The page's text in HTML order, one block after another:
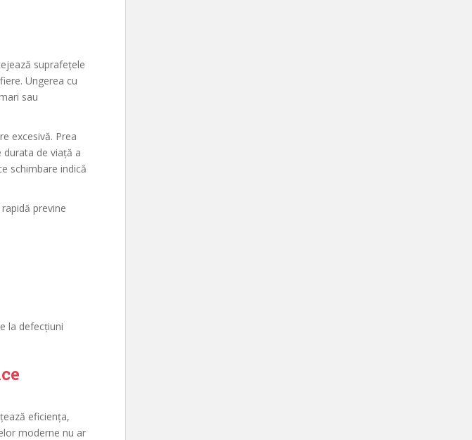
suprafețele
Ungerea cu
sau
excesivă. Prea
durata de viață a
schimbare indică
previne
la defecțiuni
eficiența,
moderne nu ar